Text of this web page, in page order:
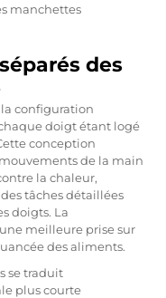
manchettes
des
configuration
doigt étant logé
conception
de la main
la chaleur,
tâches détaillées
doigts. La
meilleure prise sur
des aliments.
se traduit
plus courte